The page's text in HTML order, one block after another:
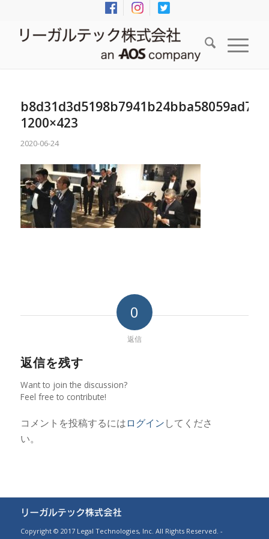
b8d31d3d5198b7941b24bba58059ad75-
1200×423
2020-06-24
0
返信
返信を残す
Want to join the discussion?
Feel free to contribute!
コメントを投稿するにはログインしてくださ
い。
Copyright © 2017 Legal Technologies, Inc. All Rights Reserved. -